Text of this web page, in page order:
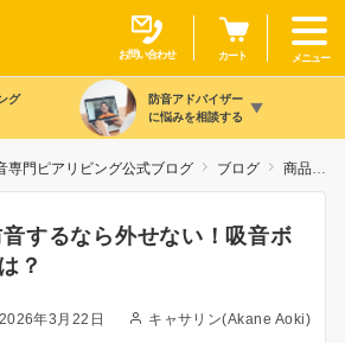
お問い合わせ カート メニュー
グ
防音アドバイザー
に悩みを相談する
専門ピアリビング公式ブログ ブログ 商品カテゴリ別
するなら外せない！吸音ボ
？
2026年3月22日 キャサリン(Akane Aoki)